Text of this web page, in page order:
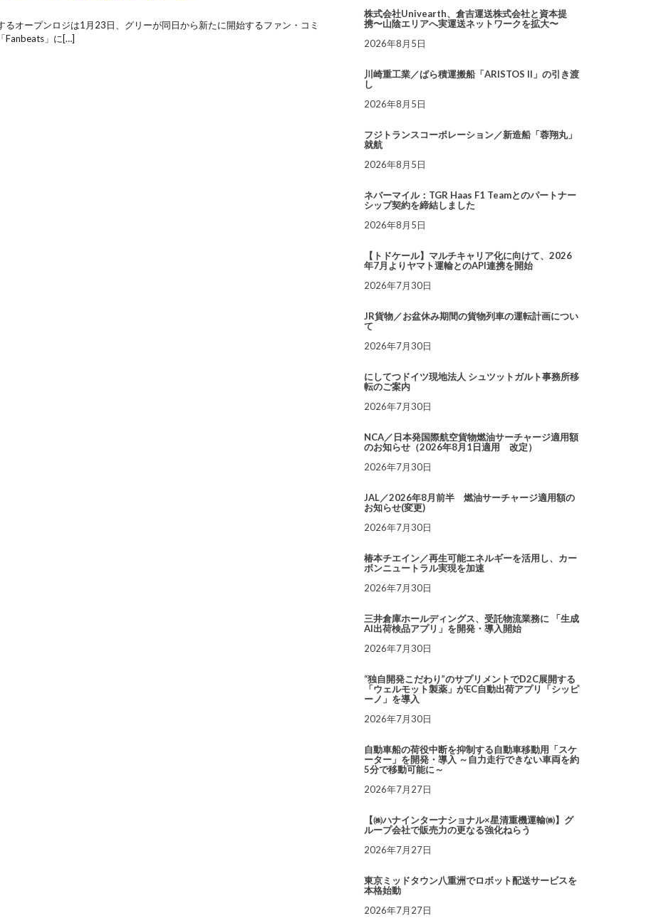
オープンロジは1月23日、グリーが同日から新たに開始するファン・コミ
Fanbeats」に[…]
株式会社Univearth、倉吉運送株式会社と資本提
携〜山陰エリアへ実運送ネットワークを拡大〜
2026年8月5日
川崎重工業／ばら積運搬船「ARISTOS II」の引き渡
し
2026年8月5日
フジトランスコーポレーション／新造船「蓉翔丸」
就航
2026年8月5日
ネバーマイル：TGR Haas F1 Teamとのパートナー
シップ契約を締結しました
2026年8月5日
【トドケール】マルチキャリア化に向けて、2026
年7月よりヤマト運輸とのAPI連携を開始
2026年7月30日
JR貨物／お盆休み期間の貨物列車の運転計画につい
て
2026年7月30日
にしてつドイツ現地法人 シュツットガルト事務所移
転のご案内
2026年7月30日
NCA／日本発国際航空貨物燃油サーチャージ適用額
のお知らせ（2026年8月1日適用 改定）
2026年7月30日
JAL／2026年8月前半 燃油サーチャージ適用額の
お知らせ(変更)
2026年7月30日
椿本チエイン／再生可能エネルギーを活用し、カー
ボンニュートラル実現を加速
2026年7月30日
三井倉庫ホールディングス、受託物流業務に 「生成
AI出荷検品アプリ」を開発・導入開始
2026年7月30日
“独自開発こだわり”のサプリメントでD2C展開する
「ウェルモット製薬」がEC自動出荷アプリ「シッピ
ーノ」を導入
2026年7月30日
自動車船の荷役中断を抑制する自動車移動用「スケ
ーター」を開発・導入 ～自力走行できない車両を約
5分で移動可能に～
2026年7月27日
【㈱ハナインターナショナル×星清重機運輸㈱】グ
ループ会社で販売力の更なる強化ねらう
2026年7月27日
東京ミッドタウン八重洲でロボット配送サービスを
本格始動
2026年7月27日